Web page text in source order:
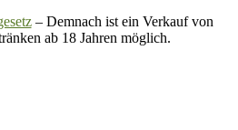
– Demnach ist ein Verkauf von
ab 18 Jahren möglich.